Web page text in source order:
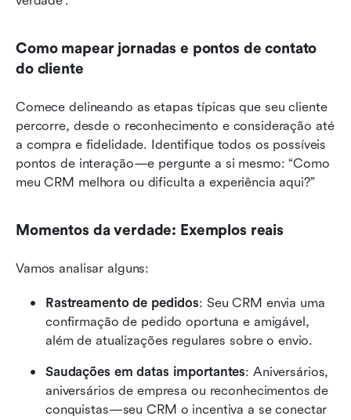
Como mapear jornadas e pontos de contato
do cliente
Comece delineando as etapas típicas que seu cliente
percorre, desde o reconhecimento e consideração até
a compra e fidelidade. Identifique todos os possíveis
pontos de interação—e pergunte a si mesmo: “Como
meu CRM melhora ou dificulta a experiência aqui?”
Momentos da verdade: Exemplos reais
Vamos analisar alguns:
Rastreamento de pedidos: Seu CRM envia uma
confirmação de pedido oportuna e amigável,
além de atualizações regulares sobre o envio.
Saudações em datas importantes: Aniversários,
aniversários de empresa ou reconhecimentos de
conquistas—seu CRM o incentiva a se conectar